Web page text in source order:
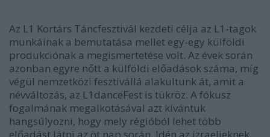
Az L1 Kortárs Táncfesztivál kezdeti célja az L1-tagok
munkáinak a bemutatása mellet egy-egy külföldi
produkciónak a megismertetése volt. Az évek során
azonban egyre nőtt a külföldi előadások száma, míg
végül nemzetközi fesztivállá alakultunk át, amit a
névváltozás, az L1danceFest is tükröz. A fókusz
fogalmának megalkotásával azt kívántuk
hangsúlyozni, hogy mely régióból lehet több